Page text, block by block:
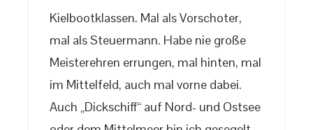
Kielbootklassen. Mal als Vorschoter,
mal als Steuermann. Habe nie große
Meisterehren errungen, mal hinten, mal
im Mittelfeld, auch mal vorne dabei.
Auch „Dickschiff“ auf Nord- und Ostsee